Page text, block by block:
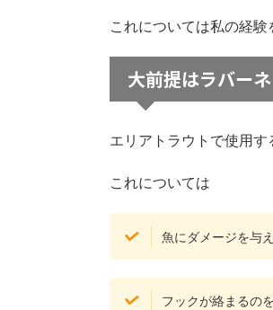
これについては私の経験
大前提はラバー
エリアトラウトで使用す
これについては
魚にダメージを与
フックが絡まるの